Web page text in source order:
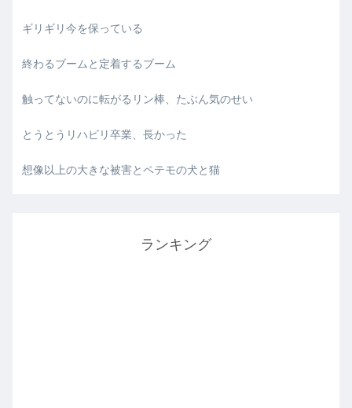
ギリギリ今を保っている
終わるブームと定着するブーム
触ってないのに転がるリン棒、たぶん気のせい
とうとうリハビリ卒業、長かった
想像以上の大きな被害とペテモの犬と猫
ランキング